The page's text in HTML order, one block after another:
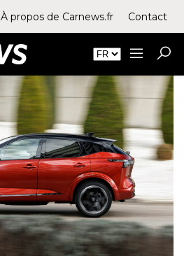
À propos de Carnews.fr Contact